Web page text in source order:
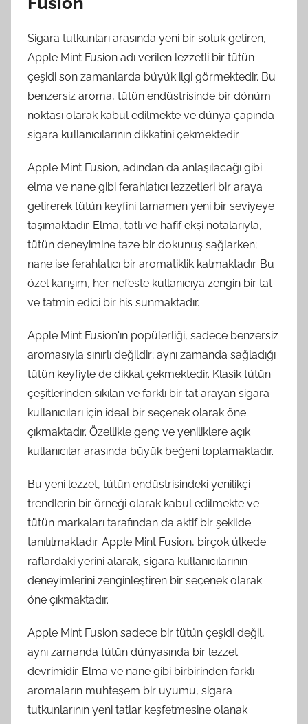
Sigara tutkunları arasında yeni bir soluk getiren,
Apple Mint Fusion adı verilen lezzetli bir tütün
çeşidi son zamanlarda büyük ilgi görmektedir. Bu
benzersiz aroma, tütün endüstrisinde bir dönüm
noktası olarak kabul edilmekte ve dünya çapında
sigara kullanıcılarının dikkatini çekmektedir.
Apple Mint Fusion, adından da anlaşılacağı gibi
elma ve nane gibi ferahlatıcı lezzetleri bir araya
getirerek tütün keyfini tamamen yeni bir seviyeye
taşımaktadır. Elma, tatlı ve hafif ekşi notalarıyla,
tütün deneyimine taze bir dokunuş sağlarken;
nane ise ferahlatıcı bir aromatiklik katmaktadır. Bu
özel karışım, her nefeste kullanıcıya zengin bir tat
ve tatmin edici bir his sunmaktadır.
Apple Mint Fusion'ın popülerliği, sadece benzersiz
aromasıyla sınırlı değildir; aynı zamanda sağladığı
tütün keyfiyle de dikkat çekmektedir. Klasik tütün
çeşitlerinden sıkılan ve farklı bir tat arayan sigara
kullanıcıları için ideal bir seçenek olarak öne
çıkmaktadır. Özellikle genç ve yeniliklere açık
kullanıcılar arasında büyük beğeni toplamaktadır.
Bu yeni lezzet, tütün endüstrisindeki yenilikçi
trendlerin bir örneği olarak kabul edilmekte ve
tütün markaları tarafından da aktif bir şekilde
tanıtılmaktadır. Apple Mint Fusion, birçok ülkede
raflardaki yerini alarak, sigara kullanıcılarının
deneyimlerini zenginleştiren bir seçenek olarak
öne çıkmaktadır.
Apple Mint Fusion sadece bir tütün çeşidi değil,
aynı zamanda tütün dünyasında bir lezzet
devrimidir. Elma ve nane gibi birbirinden farklı
aromaların muhteşem bir uyumu, sigara
tutkunlarının yeni tatlar keşfetmesine olanak